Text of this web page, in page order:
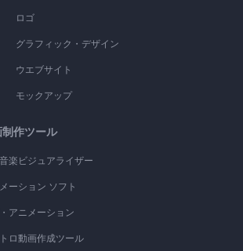
ロゴ
グラフィック・デザイン
ウエブサイト
モックアップ
作ツール
楽ビジュアライザー
ーション ソフト
アニメーション
ロ動画作成ツール